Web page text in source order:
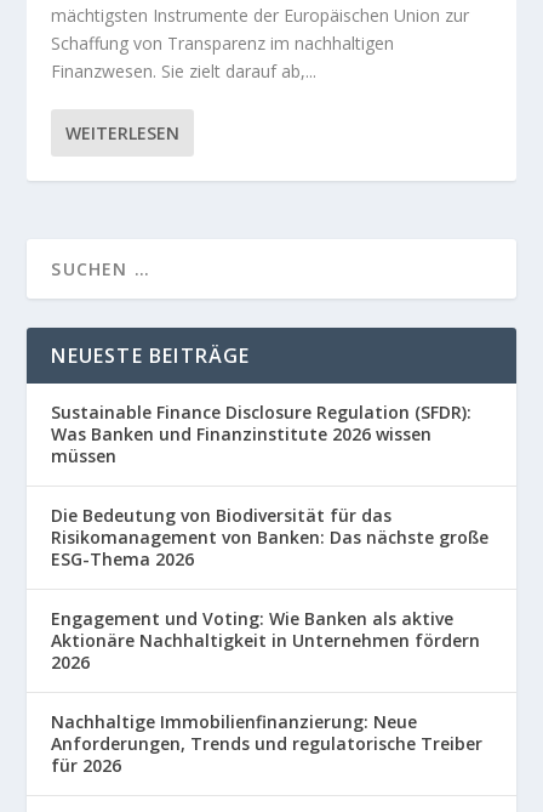
mächtigsten Instrumente der Europäischen Union zur
Schaffung von Transparenz im nachhaltigen
Finanzwesen. Sie zielt darauf ab,...
WEITERLESEN
NEUESTE BEITRÄGE
Sustainable Finance Disclosure Regulation (SFDR):
Was Banken und Finanzinstitute 2026 wissen
müssen
Die Bedeutung von Biodiversität für das
Risikomanagement von Banken: Das nächste große
ESG-Thema 2026
Engagement und Voting: Wie Banken als aktive
Aktionäre Nachhaltigkeit in Unternehmen fördern
2026
Nachhaltige Immobilienfinanzierung: Neue
Anforderungen, Trends und regulatorische Treiber
für 2026